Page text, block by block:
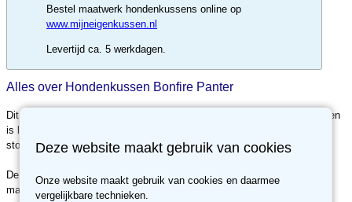
Bestel maatwerk hondenkussens online op
www.mijneigenkussen.nl
Levertijd ca. 5 werkdagen.
Alles over Hondenkussen Bonfire Panter
Dit hondenkussen is voorzien van een afritsbare stoffen hoes. Dit kussen
is leverbaar met EPS korrels of met Polyestervezels. Deze stevige
stoffen hoes kan worden gewassen tot 40 graden Celsius.
De binnenkussen is voorzien van een ritssluiting zodat het kussen later
makkelijk kan worden bijgevuld.
Deze website maakt gebruik van cookies
Onze website maakt gebruik van cookies en daarmee
vergelijkbare technieken.